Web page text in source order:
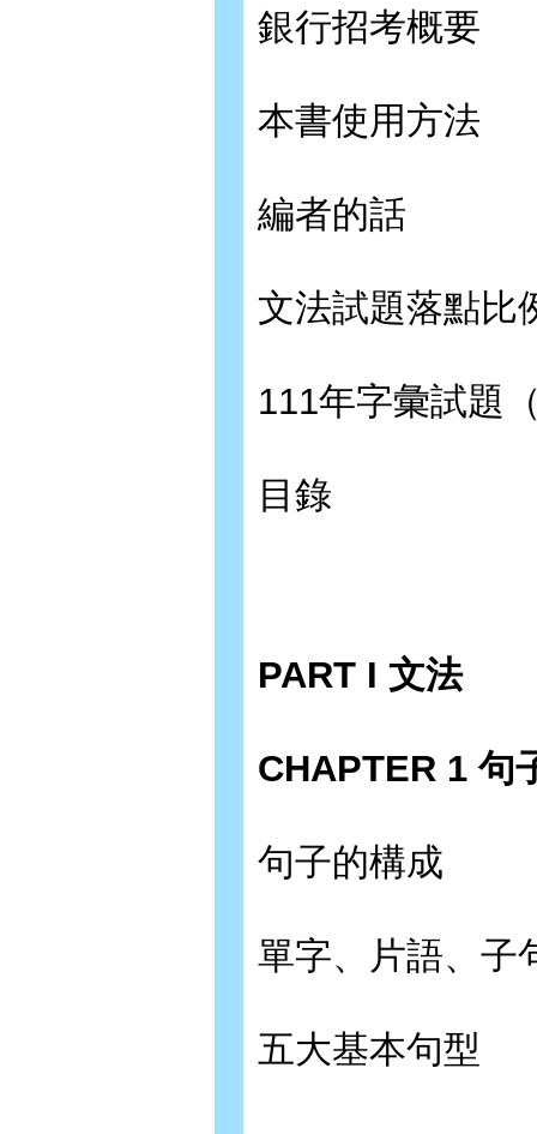
銀行招考概要
本書使用方法
編者的話
文法試題落點比
111年字彙試題
目錄
PART I 文法
CHAPTER 1 句
句子的構成
單字、片語、子
五大基本句型